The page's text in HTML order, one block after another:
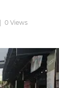
0 Views